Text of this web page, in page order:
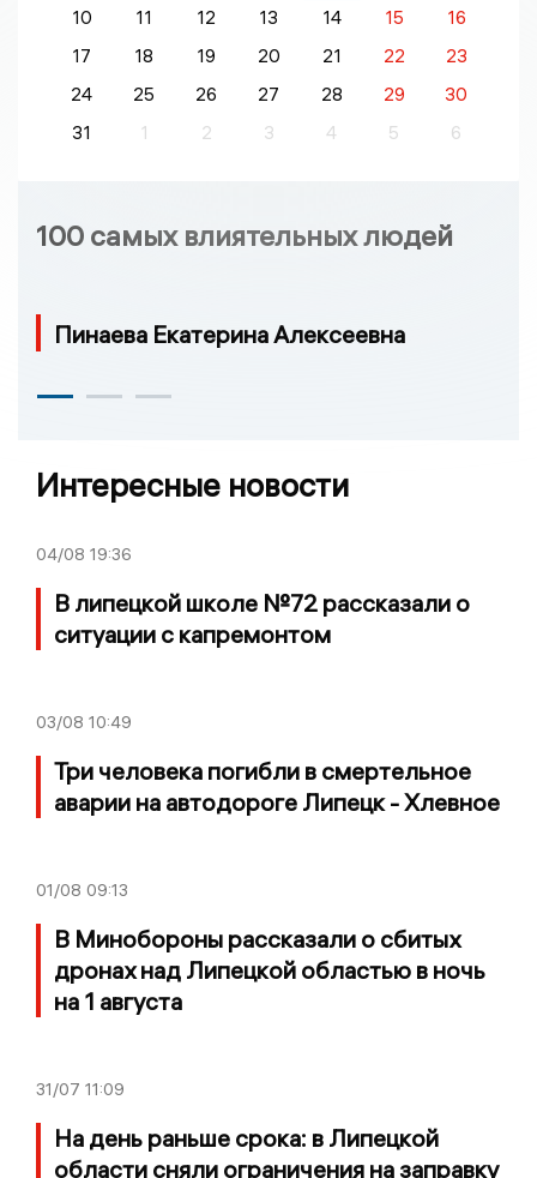
10
11 12 13 14 15
16
17
18 19 20 21 22
23
24
25 26 27 28 29
30
31
1 2 3 4 5 6
100 самых влиятельных людей
Пинаева Екатерина Алексеевна
Интересные новости
04/08 19:36
В липецкой школе №72 рассказали о
ситуации с капремонтом
03/08 10:49
Три человека погибли в смертельное
аварии на автодороге Липецк - Хлевное
01/08 09:13
В Минобороны рассказали о сбитых
дронах над Липецкой областью в ночь
на 1 августа
31/07 11:09
На день раньше срока: в Липецкой
области сняли ограничения на заправку